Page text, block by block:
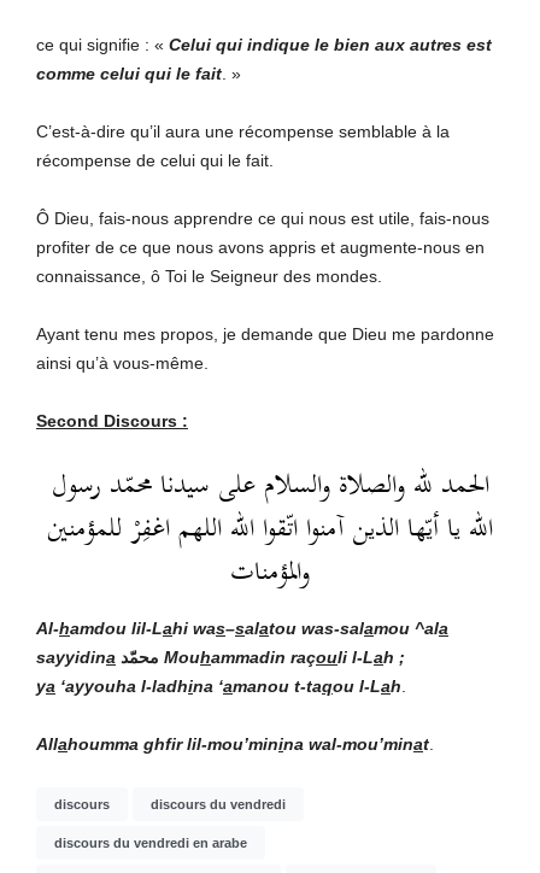
ce qui signifie : « Celui qui indique le bien aux autres est
comme celui qui le fait. »
C’est-à-dire qu’il aura une récompense semblable à la
récompense de celui qui le fait.
Ô Dieu, fais-nous apprendre ce qui nous est utile, fais-nous
profiter de ce que nous avons appris et augmente-nous en
connaissance, ô Toi le Seigneur des mondes.
Ayant tenu mes propos, je demande que Dieu me pardonne
ainsi qu’à vous-même.
Second Discours :
الحمد لله والصلاة والسلام على سيدنا محمّد رسول
الله يا أيّها الذين آمنوا اتّقوا الله اللهم اغفِرْ للمؤمنين
والمؤمنات
Al-hamdou lil-Lahi was–salatou was-salamou ^ala
sayyidina محمّد Mouhammadin raçouli l-Lah ;
ya ‘ayyouha l-ladhina ‘amanou t-taqou l-Lah.
Allahoumma ghfir lil-mou’minina wal-mou’minat.
discours discours du vendredi
discours du vendredi en arabe